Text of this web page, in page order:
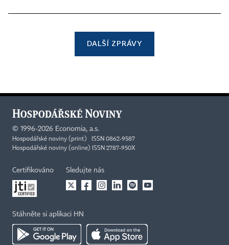
DALŠÍ ZPRÁVY
© 1996-2026 Economia, a.s.
Hospodářské noviny (print) ISSN 0862-9587
Hospodářské noviny (online) ISSN 2787-950X
Certifikováno Sledujte nás
Stáhněte si aplikaci HN